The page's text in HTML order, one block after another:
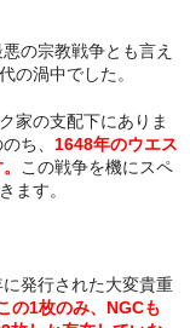
の宗教戦争とも言え
の渦中でした。
家の支配下にありま
ち、 1648年のウエス
この戦争を機にスペ
ます。
発行された大変貴重
の1枚のみ、NGCも